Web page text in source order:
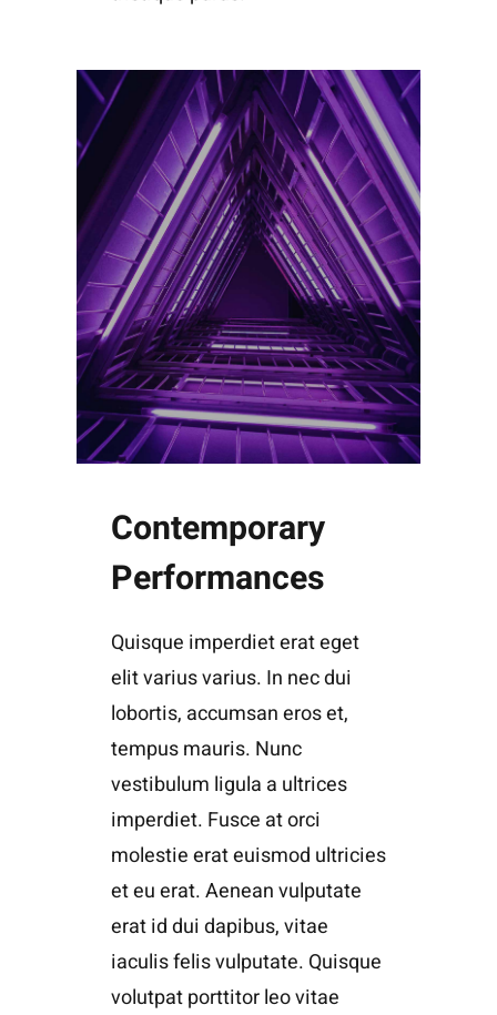
Contemporary
Performances
Quisque imperdiet erat eget
elit varius varius. In nec dui
lobortis, accumsan eros et,
tempus mauris. Nunc
vestibulum ligula a ultrices
imperdiet. Fusce at orci
molestie erat euismod ultricies
et eu erat. Aenean vulputate
erat id dui dapibus, vitae
iaculis felis vulputate. Quisque
volutpat porttitor leo vitae